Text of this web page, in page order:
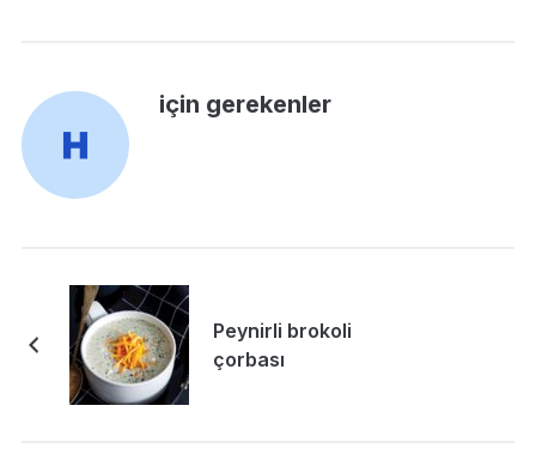
için gerekenler
Peynirli brokoli
çorbası